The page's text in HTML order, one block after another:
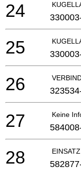
24
25
26
Keine
27
EINSATZ
28